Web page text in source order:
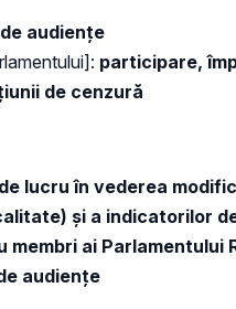
audiențe
participare,
de cenzură
lucru în vederea
și a indicatorilor
membri ai Parlamentului
audiențe